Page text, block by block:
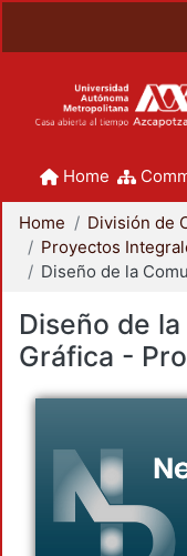
Home
Home
Diseño de
Gráfica -